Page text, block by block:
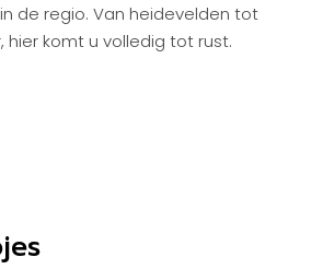
de regio. Van heidevelden tot
hier komt u volledig tot rust.